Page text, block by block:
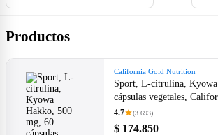
Productos
California Gold Nutrition
Sport, L-citrulina,
cápsulas vegetales,
4.7 (3.693)
$ 174.850